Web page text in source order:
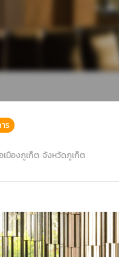
ร
มืองภูเก็ต จังหวัดภูเก็ต